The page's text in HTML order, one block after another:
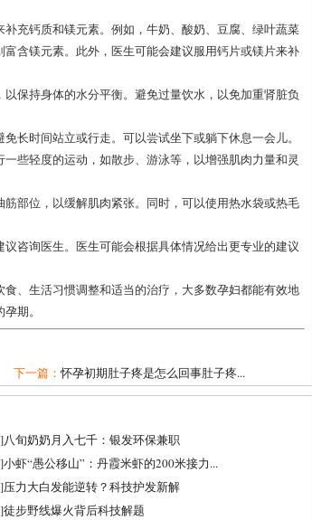
充钙质和镁元素。例如，牛奶、酸奶、豆腐、绿叶蔬菜
含镁元素。此外，医生可能会建议服用钙片或镁片来补
保持身体的水分平衡。避免过量饮水，以免加重肾脏负
长时间站立或行走。可以尝试坐下或躺下休息一会儿。
些轻度的运动，如散步、游泳等，以增强肌肉力量和灵
部位，以缓解肌肉紧张。同时，可以使用热水袋或热毛
咨询医生。医生可能会根据具体情况给出更专业的建议
、生活习惯调整和适当的治疗，大多数孕妇都能有效地
期。
下一篇：怀孕初期肚子疼是怎么回事肚子疼...
]八旬奶奶月入七千：银发环保兼职
]小虾“愚公移山”：丹霞米虾的200米接力...
]压力大白发能逆转？科技护发新解
]徒步野线爆火背后科技解题